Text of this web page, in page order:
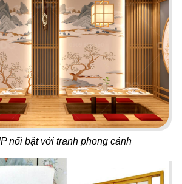
nổi bật với tranh phong cảnh
80
UDIYAN
Nhà hàng Thực Dưỡng
82
ĂN ĐƯỢC PHÚC
Lẩu nướng Macau